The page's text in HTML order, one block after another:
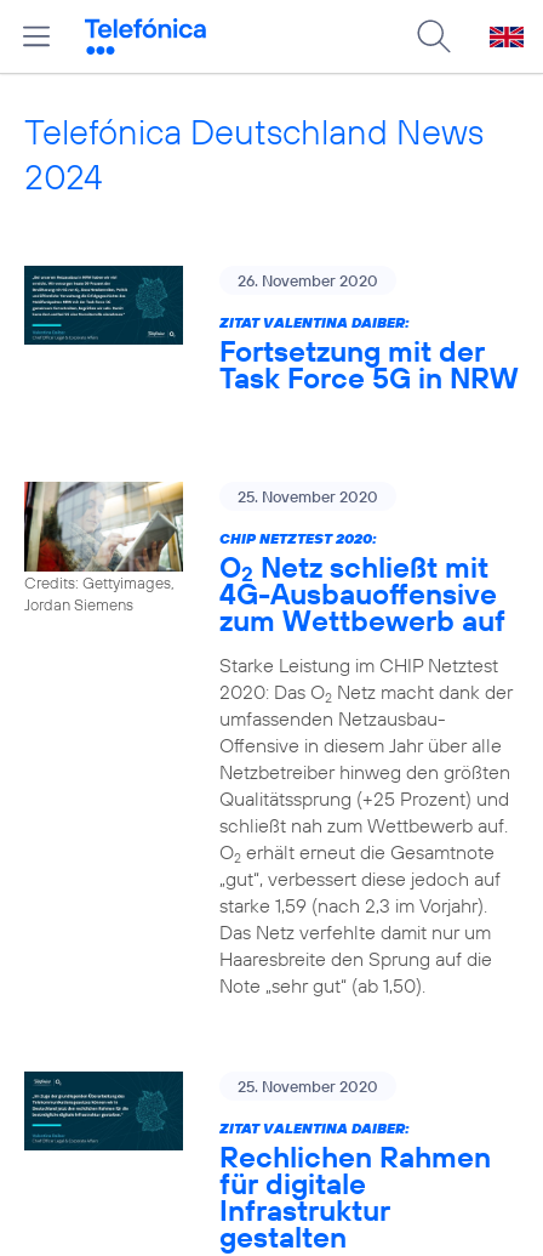
Telefónica Deutschland News
2024
26. November 2020
ZITAT VALENTINA DAIBER:
Fortsetzung mit der
Task Force 5G in NRW
Credits: Gettyimages,
Jordan Siemens
25. November 2020
CHIP NETZTEST 2020:
O2 Netz schließt mit
4G-Ausbauoffensive
zum Wettbewerb auf
Starke Leistung im CHIP Netztest
2020: Das O2Netz macht dank der
umfassenden Netzausbau-
Offensive in diesem Jahr über alle
Netzbetreiber hinweg den größten
Qualitätssprung (+25 Prozent) und
schließt nah zum Wettbewerb auf.
O2erhält erneut die Gesamtnote
„gut“, verbessert diese jedoch auf
starke 1,59 (nach 2,3 im Vorjahr).
Das Netz verfehlte damit nur um
Haaresbreite den Sprung auf die
Note „sehr gut“ (ab 1,50).
25. November 2020
ZITAT VALENTINA DAIBER:
Rechlichen Rahmen
für digitale
Infrastruktur
gestalten